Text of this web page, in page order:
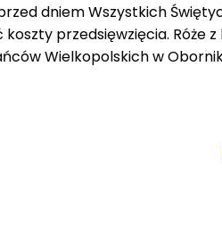
dniem Wszystkich
przedsięwzięcia. Róże
Wielkopolskich w